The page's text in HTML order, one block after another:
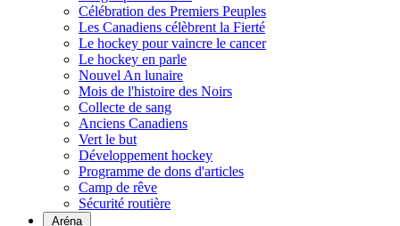
Célébration des Premiers Peuples
Les Canadiens célèbrent la Fierté
Le hockey pour vaincre le cancer
Le hockey en parle
Nouvel An lunaire
Mois de l'histoire des Noirs
Collecte de sang
Anciens Canadiens
Vert le but
Développement hockey
Programme de dons d'articles
Camp de rêve
Sécurité routière
Aréna